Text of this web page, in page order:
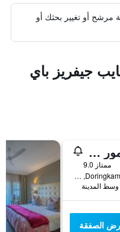
مرشح أو تغيير بحثك أو
جيفريز باي
ديو ديل أمور جست هاوس
ممتاز 9.0
1 Doringkampfarm Street, جيفرايس باي, محافظة الكاب الشرقية, جنوب أفريقيا
الصفقة